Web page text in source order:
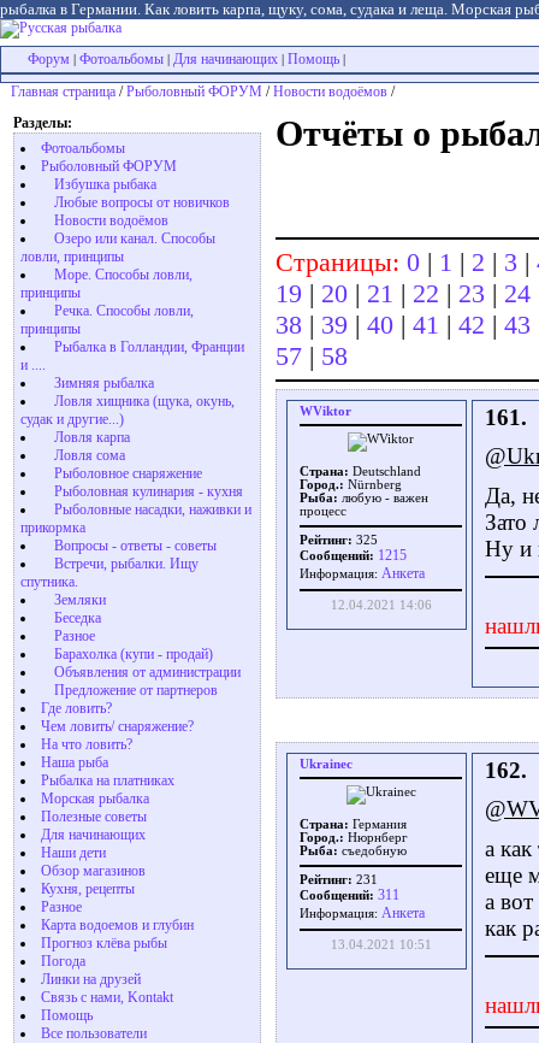
рыбалка в Германии. Как ловить карпа, щуку, сома, судака и леща. Морская
Форум Фотоальбомы Для начинающих Помощь
Главная страница /Рыболовный ФОРУМ /Новости водоёмов /
Разделы:
Фотоальбомы
Рыболовный ФОРУМ
Избушка рыбака
Любые вопросы от новичков
Новости водоёмов
Озеро или канал. Способы
ловли, принципы
Море. Способы ловли,
принципы
Речка. Способы ловли,
принципы
Рыбалка в Голландии, Франции
и ....
Зимняя рыбалка
Ловля хищника (щука, окунь,
судак и другие...)
Ловля карпа
Ловля сома
Рыболовное снаряжение
Рыболовная кулинария - кухня
Рыболовные насадки, наживки и
прикормка
Вопросы - ответы - советы
Встречи, рыбалки. Ищу
спутника.
Земляки
Беседка
Разное
Барахолка (купи - продай)
Объявления от администрации
Предложение от партнеров
Где ловить?
Чем ловить/ снаряжение?
На что ловить?
Наша рыба
Рыбалка на платниках
Морская рыбалка
Полезные советы
Для начинающих
Наши дети
Обзор магазинов
Кухня, рецепты
Разное
Карта водоемов и глубин
Прогноз клёва рыбы
Погода
Линки на друзей
Связь с нами, Kontakt
Помощь
Все пользователи
Отчёты о
Страницы: 0 | 1 | 2 | 3 |
19 | 20 | 21 | 22 | 23 | 24
38 | 39 | 40 | 41 | 42 | 43
57 | 58
WViktor
Страна: Deutschland
Город.: Nürnberg
Рыба: любую - важен
процесс
Рейтинг: 325
Сообщений: 1215
Информация: Aнкета
12.04.2021 14:06
161.
Да,
Зато
Ну и
Ukrainec
Страна: Германия
Город.: Нюрнберг
Рыба: съедобную
Рейтинг: 231
Сообщений: 311
Информация: Aнкета
13.04.2021 10:51
162.
а
еще
а
как